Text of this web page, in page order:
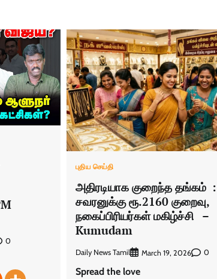
0
புதிய செய்தி
அதிரடியாக குறைந்த தங்கம் :
சவரனுக்கு ரூ.2160 குறைவு,
நகைப்பிரியர்கள் மகிழ்ச்சி –
Kumudam
Daily News Tamil March 19, 2026 0
Spread the love